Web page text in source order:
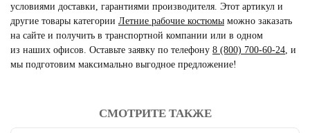
условиями доставки, гарантиями производителя. Этот артикул и
другие товары категории Летние рабочие костюмы можно заказать
на сайте и получить в транспортной компании или в одном
из наших офисов. Оставьте заявку по телефону 8 (800) 700-60-24 и
мы подготовим максимально выгодное предложение!
СМОТРИТЕ ТАКЖЕ